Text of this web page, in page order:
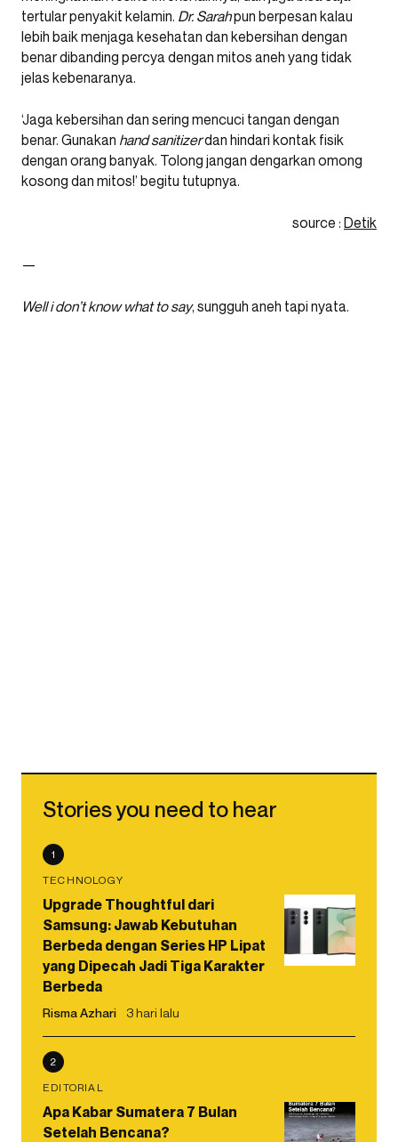
tertular penyakit kelamin. Dr. Sarahpun berpesan kalau
lebih baik menjaga kesehatan dan kebersihan dengan
benar dibanding percya dengan mitos aneh yang tidak
jelas kebenaranya.
‘Jaga kebersihan dan sering mencuci tangan dengan
benar. Gunakan hand sanitizerdan hindari kontak fisik
dengan orang banyak. Tolong jangan dengarkan omong
kosong dan mitos!’ begitu tutupnya.
source : Detik
—
Well i don’t know what to say, sungguh aneh tapi nyata.
Stories you need to hear
1
TECHNOLOGY
Upgrade Thoughtful dari
Samsung: Jawab Kebutuhan
Berbeda dengan Series HP Lipat
yang Dipecah Jadi Tiga Karakter
Berbeda
Risma Azhari 3 hari lalu
2
EDITORIAL
Apa Kabar Sumatera 7 Bulan
Setelah Bencana?